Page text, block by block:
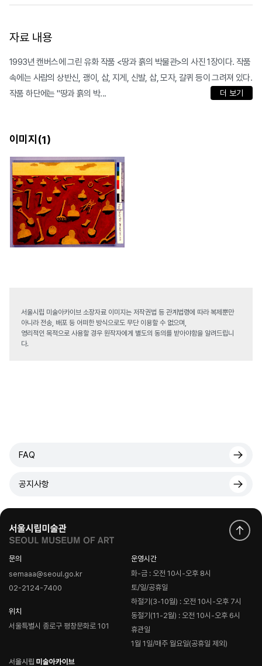
자료 내용
1993년 캔버스에 그린 유화 작품 <땅과 흙의 박물관>의 사진 1장이다. 작품
속에는 사람의 상반신, 괭이, 삽, 지게, 신발, 삽, 모자, 갈퀴 등이 그려져 있다.
작품 하단에는 "땅과 흙의 박...
더 보기
이미지(1)
서울시립 미술아카이브 소장자료 이미지는 저작권법 등 관계법령에 따라 복제뿐만
아니라 전송, 배포 등 어떠한 방식으로도 무단 이용할 수 없으며,
영리적인 목적으로 사용할 경우 원작자에게 별도의 동의를 받아야함을 알려드립니
다.
FAQ
공지사항
문의
semaaa@seoul.go.kr
02-2124-7400
위치
서울특별시 종로구 평창문화로 101
운영시간
화-금 : 오전 10시-오후 8시
토/일/공휴일
하절기(3-10월) : 오전 10시-오후 7시
동절기(11-2월) : 오전 10시-오후 6시
휴관일
1월 1일/매주 월요일(공휴일 제외)
로